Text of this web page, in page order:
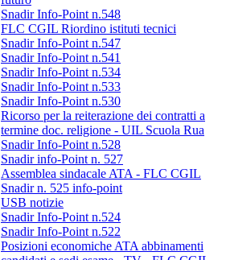
Snadir Info-Point n.548
FLC CGIL Riordino istituti tecnici
Snadir Info-Point n.547
Snadir Info-Point n.541
Snadir Info-Point n.534
Snadir Info-Point n.533
Snadir Info-Point n.530
Ricorso per la reiterazione dei contratti a
termine doc. religione - UIL Scuola Rua
Snadir Info-Point n.528
Snadir info-Point n. 527
Assemblea sindacale ATA - FLC CGIL
Snadir n. 525 info-point
USB notizie
Snadir Info-Point n.524
Snadir Info-Point n.522
Posizioni economiche ATA abbinamenti